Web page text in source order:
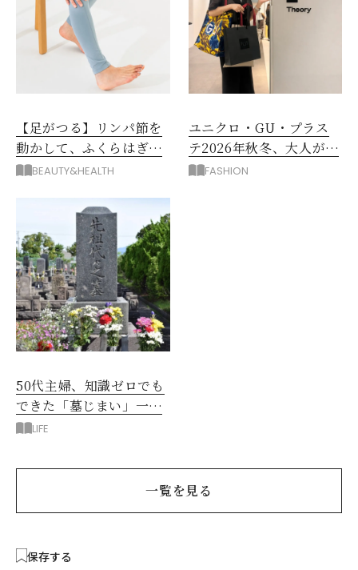
【足がつる】リンパ節を
動かして、ふくらはぎの
むくみ、こむら返りを解
BEAUTY&HEALTH
ユニクロ・GU・プラス
テ2026年秋冬、大人が着
たい新作服は？
FASHION
50代主婦、知識ゼロでも
できた「墓じまい」一つ
後悔したのは、ある順
LIFE
一覧を見る
保存する